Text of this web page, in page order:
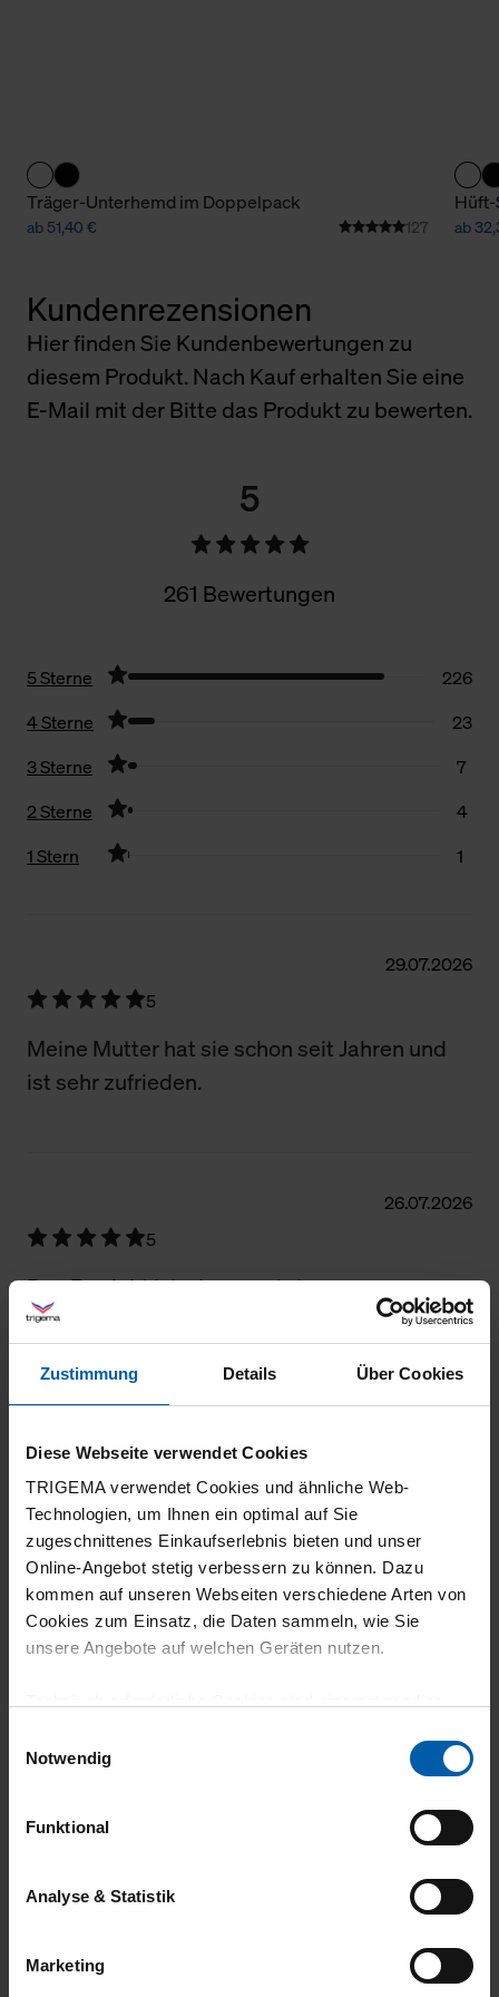
Zustimmung Details Über Cookies
Diese Webseite verwendet Cookies
TRIGEMA verwendet Cookies und ähnliche Web-
Technologien, um Ihnen ein optimal auf Sie
zugeschnittenes Einkaufserlebnis bieten und unser
Online-Angebot stetig verbessern zu können. Dazu
kommen auf unseren Webseiten verschiedene Arten von
Cookies zum Einsatz, die Daten sammeln, wie Sie
unsere Angebote auf welchen Geräten nutzen.
grundlegende Funktionen wie etwa zur Auswahl und
gewährleisten.
Für die Darstellung personalisierter Angebote, Anzeigen
und Inhalte aufgrund Ihres Nutzerverhaltens und Ihres
Zwecke zur Analyse und Optimierung unserer
Notwendig
Funktional
Analyse & Statistik
Marketing
Träger-Unterhemd im Doppelpack
ab 51,40 € 127 ab
Kundenrezensionen
Hier finden Sie Kundenbewertungen zu
diesem Produkt. Nach Kauf erhalten Sie eine
E-Mail mit der Bitte das Produkt zu bewerten.
5
261 Bewertungen
5 Sterne
226
4 Sterne
23
3 Sterne
7
2 Sterne
4
1 Stern
1
29.07.2026
5
Meine Mutter hat sie schon seit Jahren und
ist sehr zufrieden.
26.07.2026
5
Das Produkt ist wie erwartet aus
hochwertigem Material hergestellt und passt
perfekt.
5
Sehr gute Qualität und perfekter Sitz am
Bündchen und den Beinabschlüssen
08.07.2026
Beingummi etwas eng, deshalb nur 4 Sterne
30.06.2026